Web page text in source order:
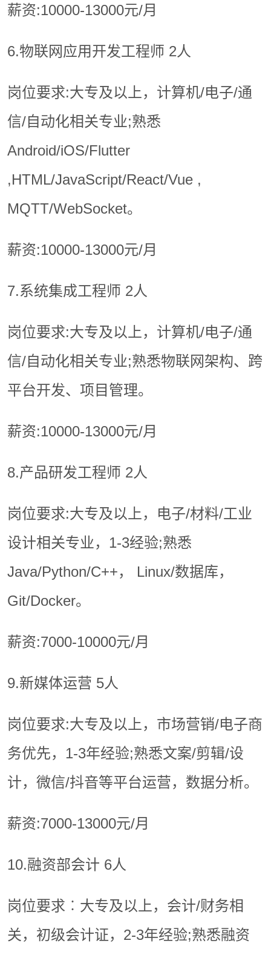
薪资:10000-13000元/月
6.物联网应用开发工程师 2人
岗位要求:大专及以上，计算机/电子/通
信/自动化相关专业;熟悉
Android/iOS/Flutter
,HTML/JavaScript/React/Vue ,
MQTT/WebSocket。
薪资:10000-13000元/月
7.系统集成工程师 2人
岗位要求:大专及以上，计算机/电子/通
信/自动化相关专业;熟悉物联网架构、跨
平台开发、项目管理。
薪资:10000-13000元/月
8.产品研发工程师 2人
岗位要求:大专及以上，电子/材料/工业
设计相关专业，1-3经验;熟悉
Java/Python/C++， Linux/数据库，
Git/Docker。
薪资:7000-10000元/月
9.新媒体运营 5人
岗位要求:大专及以上，市场营销/电子商
务优先，1-3年经验;熟悉文案/剪辑/设
计，微信/抖音等平台运营，数据分析。
薪资:7000-13000元/月
10.融资部会计 6人
岗位要求︰大专及以上，会计/财务相
关，初级会计证，2-3年经验;熟悉融资